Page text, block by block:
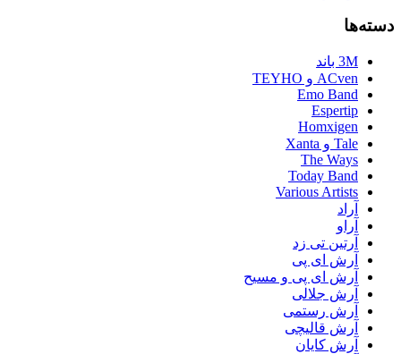
دسته‌ها
3M باند
ACven و TEYHO
Emo Band
Espertip
Homxigen
Tale و Xanta
The Ways
Today Band
Various Artists
آراد
آراو
آرتین تی زد
آرش ای پی
آرش ای پی و مسیح
آرش جلالی
آرش رستمی
آرش قالیچی
آرش کایان